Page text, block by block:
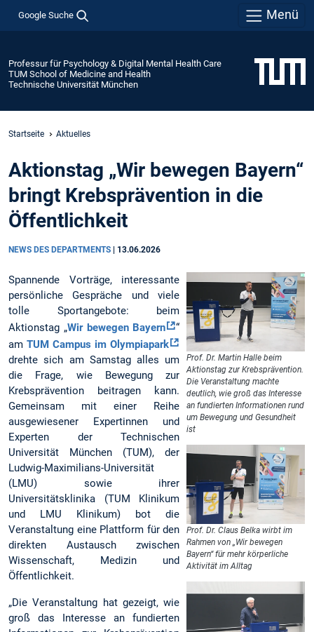
Google Suche Menü
Professur für Psychology & Digital Mental Health Care
TUM School of Medicine and Health
Technische Universität München
Startseite Aktuelles
Aktionstag „Wir bewegen Bayern“
bringt Krebsprävention in die
Öffentlichkeit
NEWS DES DEPARTMENTS 13.06.2026
Prof. Dr. Martin Halle beim
Aktionstag zur Krebsprävention.
Die Veranstaltung machte
deutlich, wie groß das Interesse
an fundierten Informationen rund
um Bewegung und Gesundheit
ist
Prof. Dr. Claus Belka wirbt im
Rahmen von „Wir bewegen
Bayern“ für mehr körperliche
Aktivität im Alltag
Spannende Vorträge, interessante
persönliche Gespräche und viele
tolle Sportangebote: beim
Aktionstag „Wir bewegen Bayern
“
amTUM Campus im Olympiapark
drehte sich am Samstag alles um
die Frage, wie Bewegung zur
Krebsprävention beitragen kann.
Gemeinsam mit einer Reihe
ausgewiesener Expertinnen und
Experten der Technischen
Universität München (TUM), der
Ludwig-Maximilians-Universität
(LMU) sowie ihrer
Universitätsklinika (TUM Klinikum
und LMU Klinikum) bot die
Veranstaltung eine Plattform für den
direkten Austausch zwischen
Wissenschaft, Medizin und
Öffentlichkeit.
„Die Veranstaltung hat gezeigt, wie
groß das Interesse an fundierten